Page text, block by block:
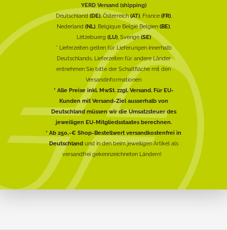
YERD Versand (shipping)
Deutschland(DE), Österreich(AT), France (FR),
Nederland (NL), Belgique België Belgien (BE),
Lëtzebuerg (LU), Sverige(SE)
* Lieferzeiten gelten für Lieferungen innerhalb
Deutschlands, Lieferzeiten für andere Länder
entnehmen Sie bitte der Schaltfläche mit den
Versandinformationen
* Alle Preise inkl. MwSt. zzgl. Versand. Für EU-
Kunden mit Versand-Ziel ausserhalb von
Deutschland müssen wir die Umsatzsteuer des
jeweiligen EU-Mitgliedsstaates berechnen.
* Ab 250,-€ Shop-Bestellwert versandkostenfrei in
Deutschlandund in den beim jeweiligen Artikel als
versandfrei gekennzeichneten Ländern!